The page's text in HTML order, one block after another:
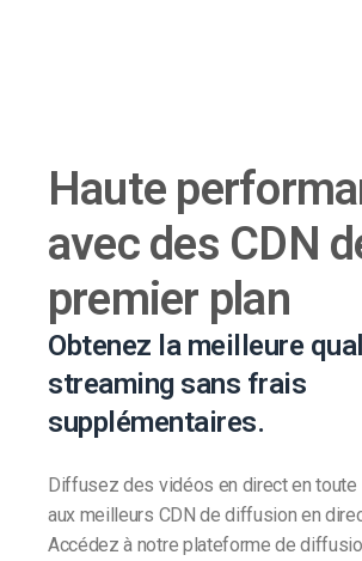
Haute
avec des CDN
premier plan
Obtenez la meilleure
streaming sans frais
supplémentaires.
Diffusez des vidéos en direct en toute
aux meilleurs CDN de diffusion en
Accédez à notre plateforme de